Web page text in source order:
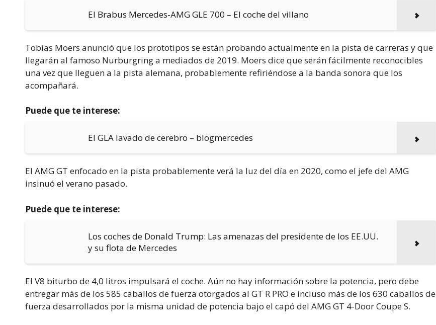
El Brabus Mercedes-AMG GLE 700 – El coche del villano
Tobias Moers anunció que los prototipos se están probando actualmente en la pista de carreras y que
llegarán al famoso Nurburgring a mediados de 2019. Moers dice que serán fácilmente reconocibles
una vez que lleguen a la pista alemana, probablemente refiriéndose a la banda sonora que los
acompañará.
Puede que te interese:
El GLA lavado de cerebro – blogmercedes
El AMG GT enfocado en la pista probablemente verá la luz del día en 2020, como el jefe del AMG
insinuó el verano pasado.
Puede que te interese:
Los coches de Donald Trump: Las amenazas del presidente de los EE.UU.
y su flota de Mercedes
El V8 biturbo de 4,0 litros impulsará el coche. Aún no hay información sobre la potencia, pero debe
entregar más de los 585 caballos de fuerza otorgados al GT R PRO e incluso más de los 630 caballos de
fuerza desarrollados por la misma unidad de potencia bajo el capó del AMG GT 4-Door Coupe S.